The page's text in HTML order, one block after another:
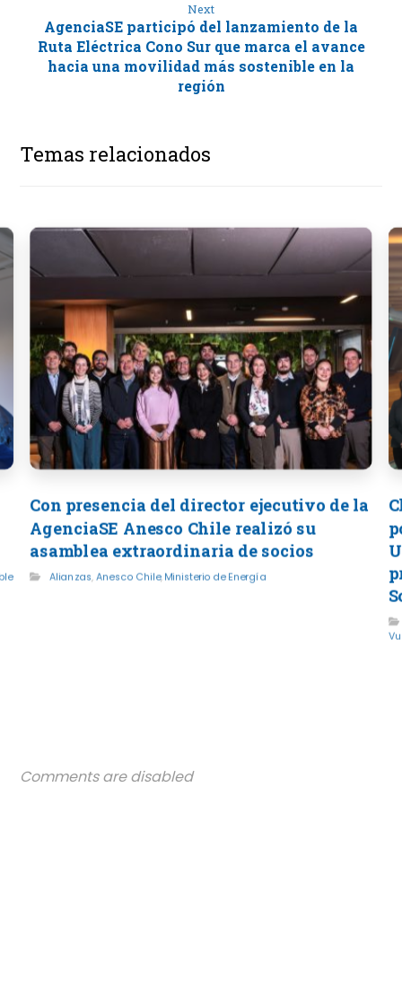
Next
AgenciaSE participó del lanzamiento de la
Ruta Eléctrica Cono Sur que marca el avance
hacia una movilidad más sostenible en la
región
Temas relacionados
Con presencia del director ejecutivo de la
AgenciaSE Anesco Chile realizó su
asamblea extraordinaria de socios
Alianzas ,Anesco Chile, Ministerio de Energía
Comments are disabled